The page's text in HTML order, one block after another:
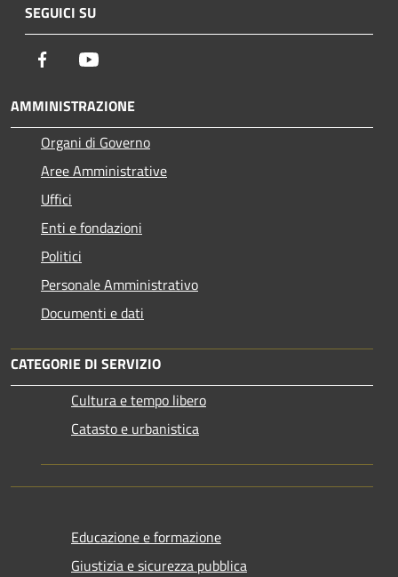
SEGUICI SU
Facebook
AMMINISTRAZIONE
Organi di Governo
Aree Amministrative
Uffici
Enti e fondazioni
Politici
Personale Amministrativo
Documenti e dati
CATEGORIE DI SERVIZIO
Cultura e tempo libero
Catasto e urbanistica
Educazione e formazione
Giustizia e sicurezza pubblica